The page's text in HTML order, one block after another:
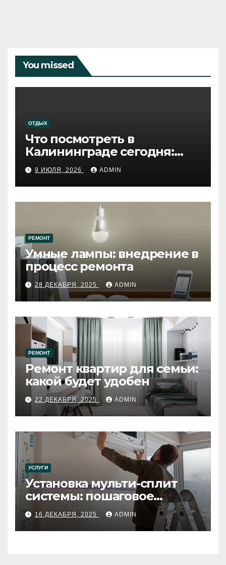
You missed
ОТДЫХ
Что посмотреть в
Калининграде сегодня:
путеводитель по самому
западному городу России
9 ИЮЛЯ, 2026 ADMIN
РЕМОНТ
Умные лампы: внедрение в
процесс ремонта
28 ДЕКАБРЯ, 2025 ADMIN
РЕМОНТ
Ремонт квартир для семьи:
какой будет удобен
22 ДЕКАБРЯ, 2025 ADMIN
УСЛУГИ
Установка мульти-сплит
системы: пошаговое
руководство
16 ДЕКАБРЯ, 2025 ADMIN